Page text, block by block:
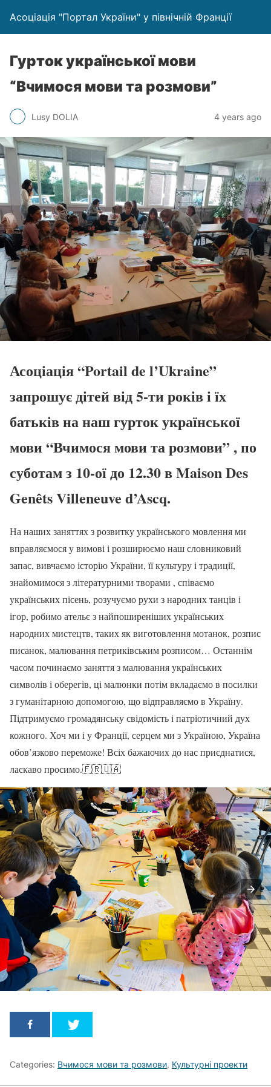
Асоціація "Портал України" у північній Франції
Гурток української мови
“Вчимося мови та розмови”
Lusy DOLIA 4 years ago
Асоціація “Portail de l’Ukraine”
запрошує дітей від 5-ти років і їх
батьків на наш гурток української
мови “Вчимося мови та розмови” , по
суботам з 10-ої до 12.30 в Maison Des
Genêts Villeneuve d’Ascq.
На наших заняттях з розвитку українського мовлення ми
вправляємося у вимові і розширюємо наш словниковий
запас, вивчаємо історію України, її культуру і традиції,
знайомимося з літературними творами , співаємо
українських пісень, розучуємо рухи з народних танців і
ігор, робимо ательє з найпоширеніших українських
народних мистецтв, таких як виготовлення мотанок, розпис
писанок, малювання петриківським розписом… Останнім
часом починаємо заняття з малювання українських
символів і оберегів, ці малюнки потім вкладаємо в посилки
з гуманітарною допомогою, що відправляємо в Україну.
Підтримуємо громадянську свідомість і патріотичний дух
кожного. Хоч ми і у Франції, серцем ми з Україною, Україна
обов’язково переможе! Всіх бажаючих до нас приєднатися,
ласкаво просимо.🇫🇷🇺🇦
Categories: Вчимося мови та розмови, Культурні проекти